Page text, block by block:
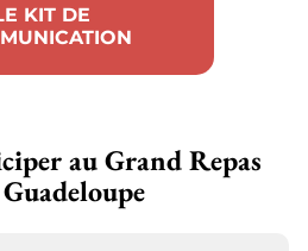
KIT DE
au Grand Repas